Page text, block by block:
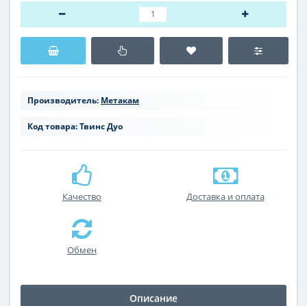
Производитель: Метакам
Код товара:Твинс Дуо
Качество Доставка и оплата
Обмен
Описание